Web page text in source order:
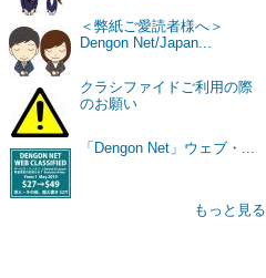
＜弊紙ご愛読者様へ＞
Dengon Net/Japan...
クラシファイドご利用の際
のお願い
「Dengon Net」ウェブ・...
もっと見る